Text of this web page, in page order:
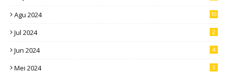
Agu 2024 10
Jul 2024 2
Jun 2024 4
Mei 2024 3